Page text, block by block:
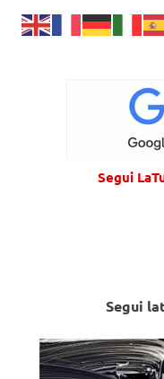
Segui
Segui